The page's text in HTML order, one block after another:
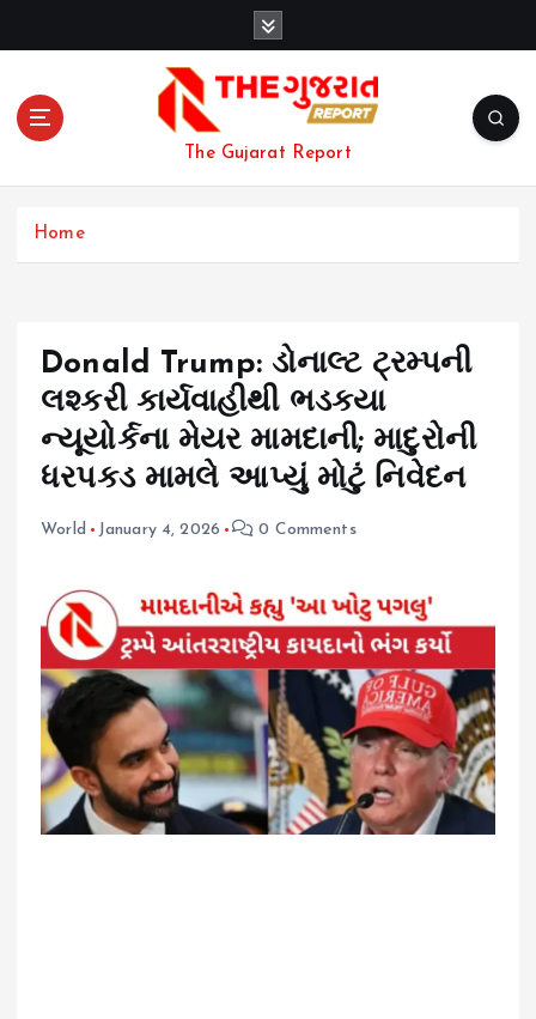
The Gujarat Report
Home
Donald Trump: ડોનાલ્ટ ટ્રમ્પની
લશ્કરી કાર્યવાહીથી ભડકયા
ન્યૂયોર્કના મેયર મામદાની; માદુરોની
ધરપકડ મામલે આપ્યું મોટું નિવેદન
World January 4, 2026 0 Comments